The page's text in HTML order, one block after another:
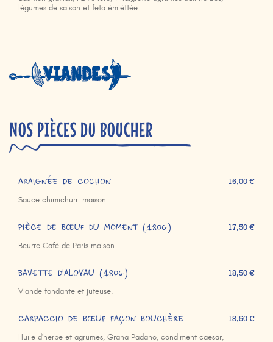
légumes de saison et feta émiéttée.
NOS PIÈCES DU BOUCHER
ARAIGNÉE DE COCHON
Sauce chimichurri maison.
16,00 €
PIÈCE DE BŒUF DU MOMENT (180g)
Beurre Café de Paris maison.
17,50 €
BAVETTE D'ALOYAU (180g)
Viande fondante et juteuse.
18,50 €
CARPACCIO DE BŒUF FAÇON BOUCHÈRE
Huile d'herbe et agrumes, Grana Padano, condiment caesar,
18,50 €